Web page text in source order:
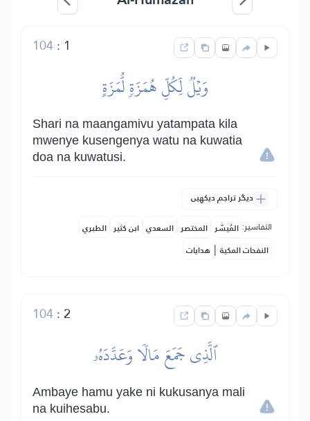
1
:
104
وَيۡلٞ لِّكُلِّ هُمَزَةٖ لُّمَزَةٍ
Shari na maangamivu yatampata kila
mwenye kusengenya watu na kuwatia
doa na kuwatusi.
دیگر تراجم دیکھیں
التفاسير: المُيسَّر المختصر السعدي ابن كثير الطبري
النفحات المكية | هدايات
2
:
104
ٱلَّذِي جَمَعَ مَالٗا وَعَدَّدَهُۥ
Ambaye hamu yake ni kukusanya mali
na kuihesabu.